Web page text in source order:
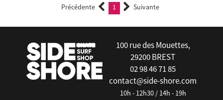
Précédente 1 (current)Suivante
100 rue des Mouettes,
29200 BREST
02 98 46 71 85
contact@side-shore.com
10h - 12h30 / 14h - 19h